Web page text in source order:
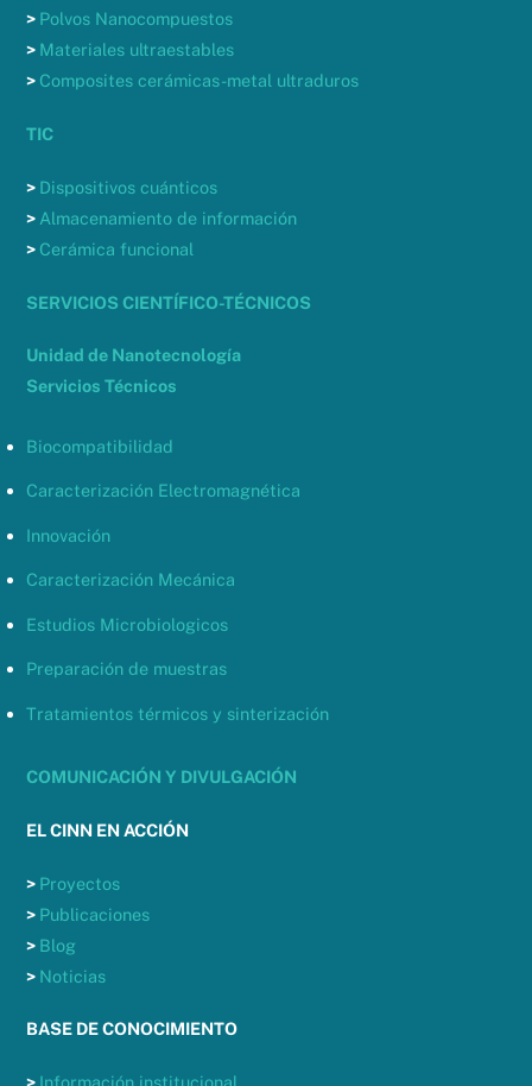
> Polvos Nanocompuestos
> Materiales ultraestables
> Composites cerámicas-metal ultraduros
TIC
> Dispositivos cuánticos
> Almacenamiento de información
> Cerámica funcional
SERVICIOS CIENTÍFICO-TÉCNICOS
Unidad de Nanotecnología
Servicios Técnicos
Biocompatibilidad
Caracterización Electromagnética
Innovación
Caracterización Mecánica
Estudios Microbiologicos
Preparación de muestras
Tratamientos térmicos y sinterización
COMUNICACIÓN Y DIVULGACIÓN
EL CINN EN ACCIÓN
> Proyectos
> Publicaciones
> Blog
> Noticias
BASE DE CONOCIMIENTO
> Información institucional